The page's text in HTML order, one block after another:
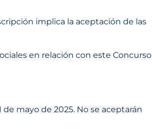
implica la aceptación de las
en relación con este Concurso
de mayo de 2025. No se aceptarán